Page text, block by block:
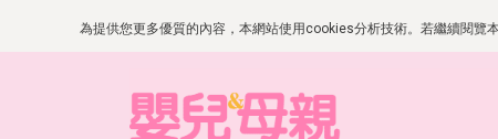
為提供您更多優質的內容，本網站使用cookies分析技術。若繼續閱